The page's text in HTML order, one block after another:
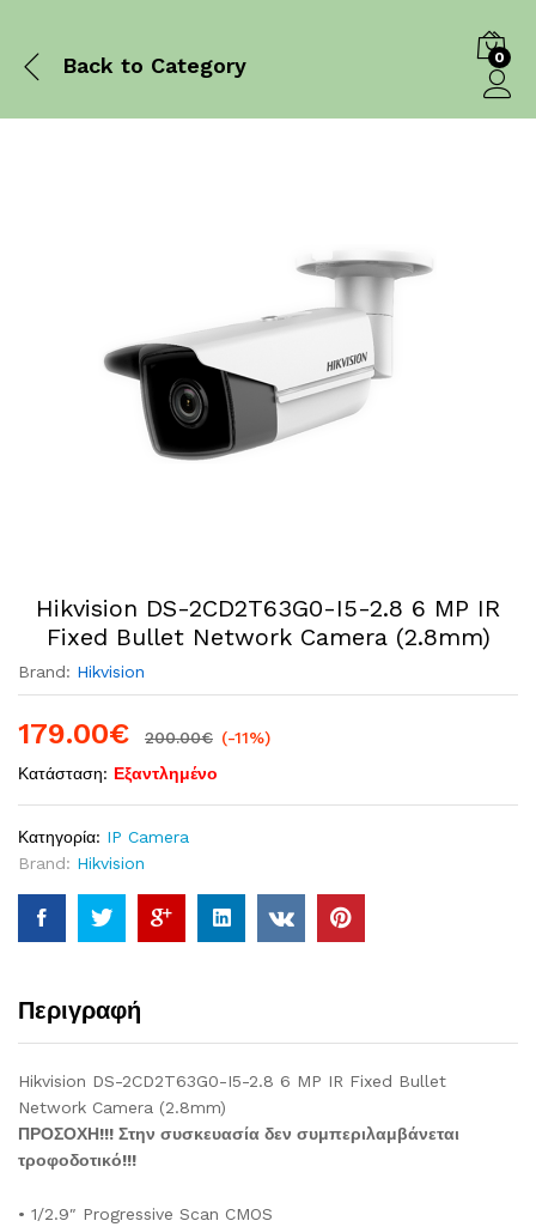
Back to Category 0
Hikvision DS-2CD2T63G0-I5-2.8 6 MP IR
Fixed Bullet Network Camera (2.8mm)
Brand: Hikvision
179.00€ 200.00€ (-11%)
Κατάσταση: Εξαντλημένο
Κατηγορία: IP Camera
Brand: Hikvision
Περιγραφή
Hikvision DS-2CD2T63G0-I5-2.8 6 MP IR Fixed Bullet
Network Camera (2.8mm)
ΠΡΟΣΟΧΗ!!! Στην συσκευασία δεν συμπεριλαμβάνεται
τροφοδοτικό!!!
• 1/2.9″ Progressive Scan CMOS